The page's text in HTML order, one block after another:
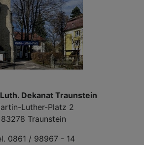
Dekanat Traunstein
Luther-Platz 2
83278 Traunstein
0861 / 98967 - 14